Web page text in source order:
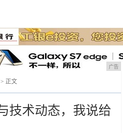
广告
> 正文
技术动态，我说给